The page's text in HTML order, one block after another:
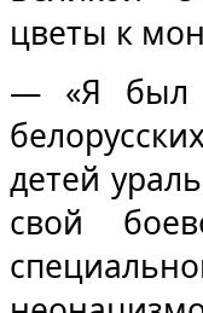
цветы к
— «Я был
детей
свой